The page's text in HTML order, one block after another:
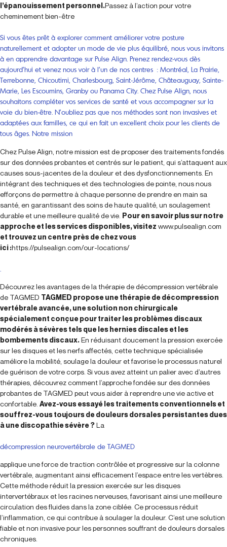
l’épanouissement personnel.Passez à l’action pour votre
cheminement bien-être
Si vous êtes prêt à explorer comment améliorer votre posture
naturellement et adopter un mode de vie plus équilibré, nous vous invitons
à en apprendre davantage sur Pulse Align. Prenez rendez-vous dès
aujourd’hui et venez nous voir à l’un de nos centres : Montréal, La Prairie,
Terrebonne, Chicoutimi, Charlesbourg, Saint-Jérôme, Châteauguay, Sainte-
Marie, Les Escoumins, Granby ou Panama City. Chez Pulse Align, nous
souhaitons compléter vos services de santé et vous accompagner sur la
voie du bien-être. N’oubliez pas que nos méthodes sont non invasives et
adaptées aux familles, ce qui en fait un excellent choix pour les clients de
tous âges. Notre mission
Chez Pulse Align, notre mission est de proposer des traitements fondés
sur des données probantes et centrés sur le patient, qui s’attaquent aux
causes sous-jacentes de la douleur et des dysfonctionnements. En
intégrant des techniques et des technologies de pointe, nous nous
efforçons de permettre à chaque personne de prendre en main sa
santé, en garantissant des soins de haute qualité, un soulagement
durable et une meilleure qualité de vie. Pour en savoir plus sur notre
approche et les services disponibles, visitez www.pulsealign.com
et trouvez un centre près de chez vous
ici :https://pulsealign.com/our-locations/
Découvrez les avantages de la thérapie de décompression vertébrale
de TAGMED TAGMED propose une thérapie de décompression
vertébrale avancée, une solution non chirurgicale
spécialement conçue pour traiter les problèmes discaux
modérés à sévères tels que les hernies discales et les
bombements discaux.En réduisant doucement la pression exercée
sur les disques et les nerfs affectés, cette technique spécialisée
améliore la mobilité, soulage la douleur et favorise le processus naturel
de guérison de votre corps. Si vous avez atteint un palier avec d’autres
thérapies, découvrez comment l’approche fondée sur des données
probantes de TAGMED peut vous aider à reprendre une vie active et
confortable. Avez-vous essayé les traitements conventionnels et
souffrez-vous toujours de douleurs dorsales persistantes dues
à une discopathie sévère ?La
décompression neurovertébrale de TAGMED
applique une force de traction contrôlée et progressive sur la colonne
vertébrale, augmentant ainsi efficacement l’espace entre les vertèbres.
Cette méthode réduit la pression exercée sur les disques
intervertébraux et les racines nerveuses, favorisant ainsi une meilleure
circulation des fluides dans la zone ciblée. Ce processus réduit
l’inflammation, ce qui contribue à soulager la douleur. C’est une solution
fiable et non invasive pour les personnes souffrant de douleurs dorsales
chroniques.